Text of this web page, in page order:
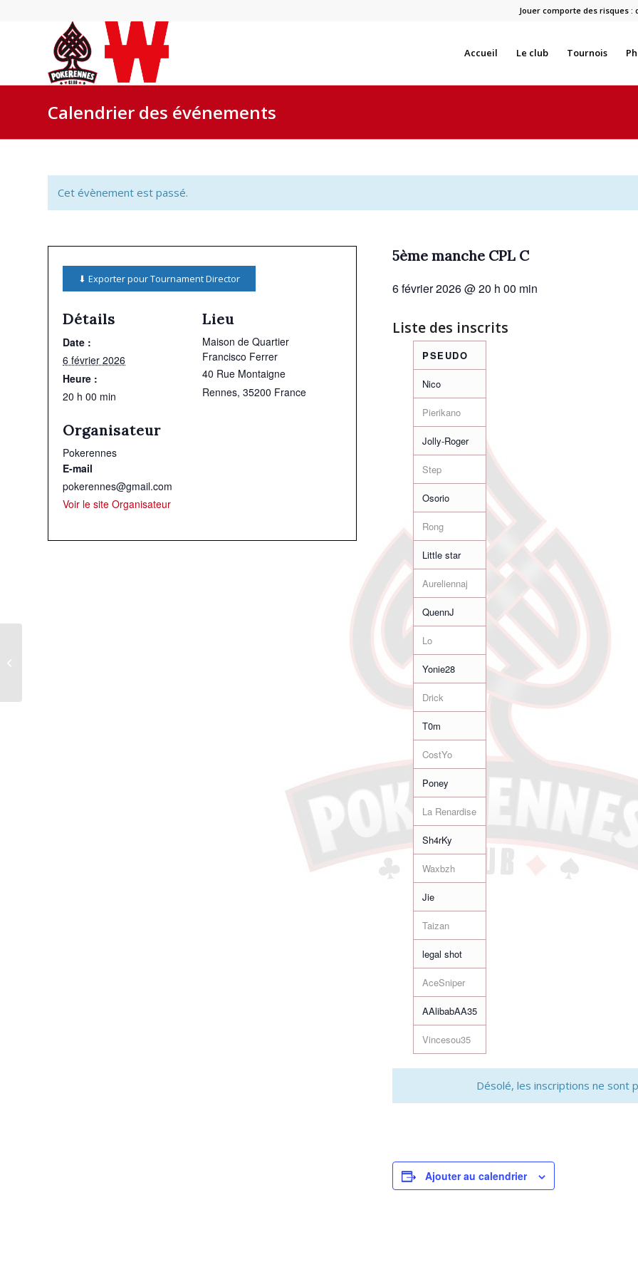
Jouer comporte des risques :
Accueil Le club Tournois
Calendrier des événements
Cet évènement est passé.
5ème manche CPL C
6 février 2026 @ 20 h 00 min
Liste des inscrits
PSEUDO
Nico
Pierikano
Jolly-Roger
Step
Osorio
Rong
Little star
Aureliennaj
QuennJ
Lo
Yonie28
Drick
T0m
CostYo
Poney
La Renardise
Sh4rKy
Waxbzh
Jie
Taizan
legal shot
AceSniper
AAlibabAA35
Vincesou35
Désolé, les inscriptions ne sont
Ajouter au calendrier
Détails
Date :
6 février 2026
Heure :
20 h 00 min
Lieu
Maison de Quartier
Francisco Ferrer
40 Rue Montaigne
Rennes, 35200 France
Organisateur
Pokerennes
E-mail
pokerennes@gmail.com
Voir le site Organisateur
⬇ Exporter pour Tournament Director